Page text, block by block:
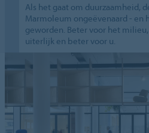
Als het gaat om duurzaamheid,
Marmoleum ongeëvenaard - en
geworden. Beter voor het
uiterlijk en beter voor u.